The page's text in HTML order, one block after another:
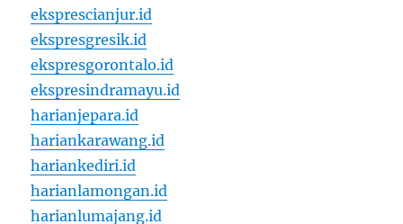
eksprescianjur.id
ekspresgresik.id
ekspresgorontalo.id
ekspresindramayu.id
harianjepara.id
hariankarawang.id
hariankediri.id
harianlamongan.id
harianlumajang.id